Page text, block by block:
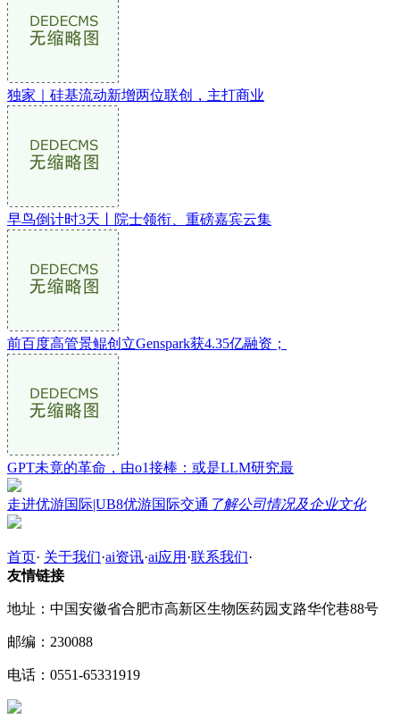
独家｜硅基流动新增两位联创，主打商业
早鸟倒计时3天丨院士领衔、重磅嘉宾云集
前百度高管景鲲创立Genspark获4.35亿融资；
GPT未竟的革命，由o1接棒：或是LLM研究最
走进优游国际|UB8优游国际交通 了解公司情况及企业文化
首页· 关于我们·ai资讯·ai应用 ·联系我们·
友情链接
地址：中国安徽省合肥市高新区生物医药园支路华佗巷88号
邮编：230088
电话：0551-65331919